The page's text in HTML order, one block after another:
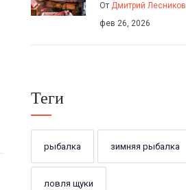
миллионы
От Дмитрий Лесников
фев 26, 2026
Теги
рыбалка зимняя рыбалка
ловля щуки